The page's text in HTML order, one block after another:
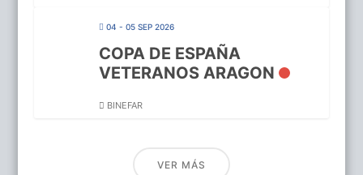
04 - 05 SEP 2026
COPA DE ESPAÑA
VETERANOS ARAGON
BINEFAR
VER MÁS